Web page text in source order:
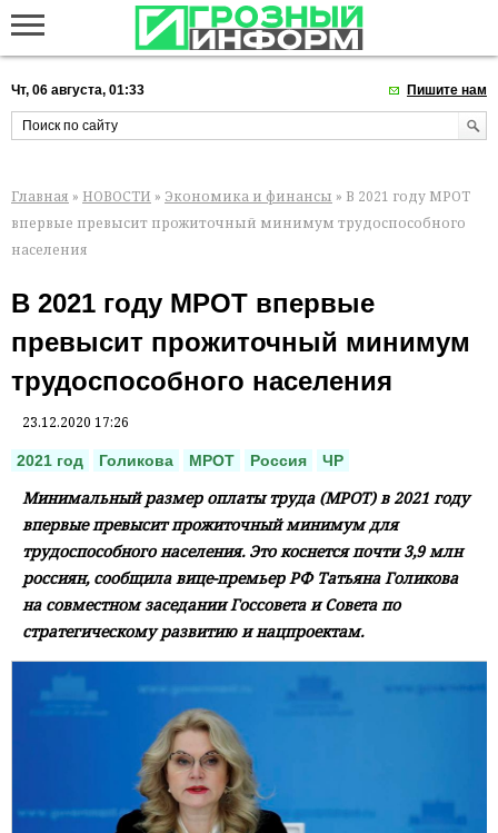
Чт, 06 августа, 01:33 Пишите нам
Главная » НОВОСТИ » Экономика и финансы » В 2021 году МРОТ
впервые превысит прожиточный минимум трудоспособного
населения
В 2021 году МРОТ впервые
превысит прожиточный минимум
трудоспособного населения
23.12.2020 17:26
2021 год Голикова МРОТ Россия ЧР
Минимальный размер оплаты труда (МРОТ) в 2021 году
впервые превысит прожиточный минимум для
трудоспособного населения. Это коснется почти 3,9 млн
россиян, сообщила вице-премьер РФ Татьяна Голикова
на совместном заседании Госсовета и Совета по
стратегическому развитию и нацпроектам.